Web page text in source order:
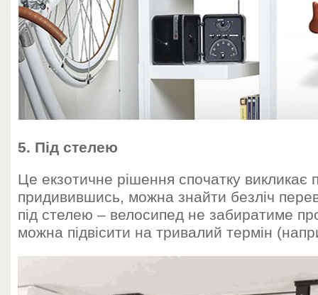
5. Під стелею
Це екзотичне рішення спочатку викликає
придивившись, можна знайти безліч
під стелею – велосипед не забиратиме
можна підвісити на тривалий термін